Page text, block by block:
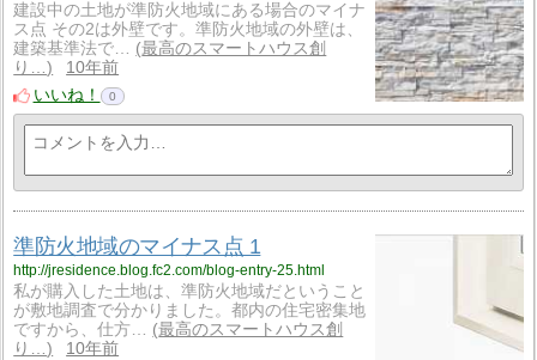
建設中の土地が準防火地域にある場合のマイナ
ス点 その2は外壁です。準防火地域の外壁は、
建築基準法で…
最高のスマートハウス創
り…
10年前
いいね！
0
準防火地域のマイナス点 1
http://jresidence.blog.fc2.com/blog-entry-25.html
私が購入した土地は、準防火地域だということ
が敷地調査で分かりました。都内の住宅密集地
ですから、仕方…
最高のスマートハウス創
り…
10年前